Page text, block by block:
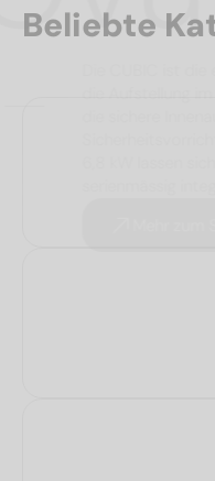
6,8 kW
Beliebte